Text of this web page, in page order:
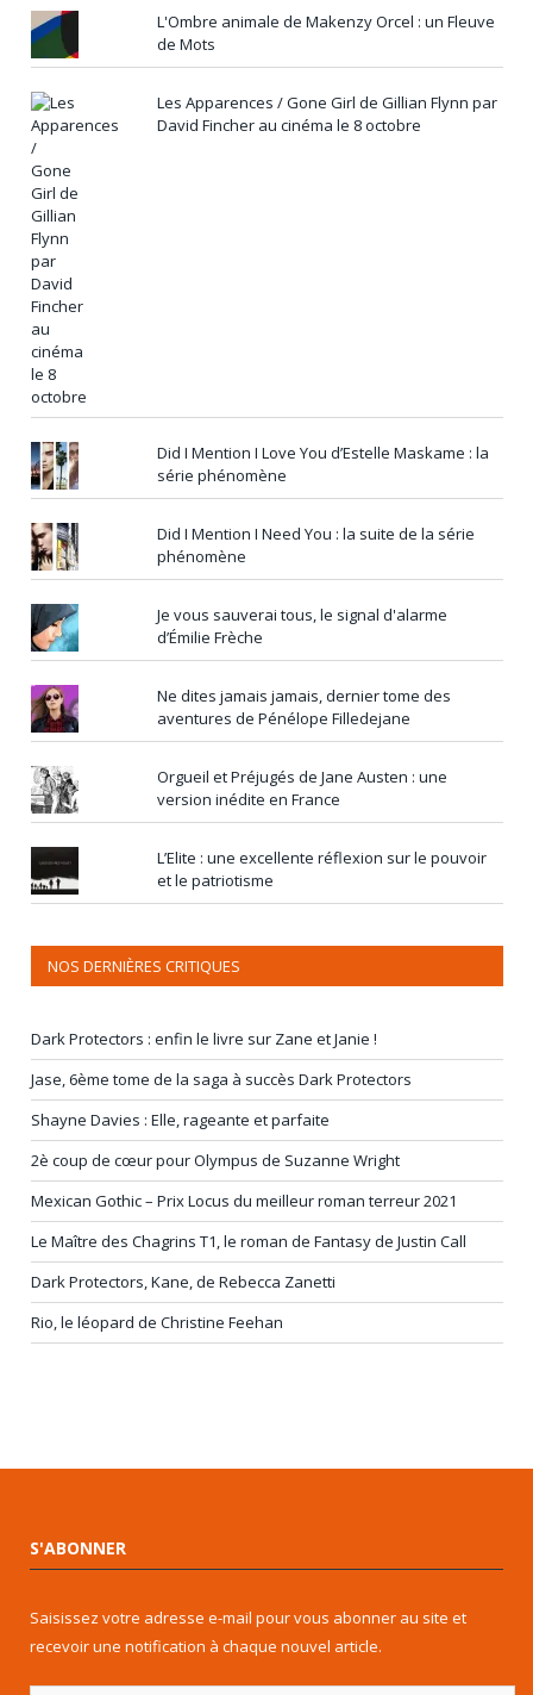
L'Ombre animale de Makenzy Orcel : un Fleuve
de Mots
Les Apparences / Gone Girl de Gillian Flynn par
David Fincher au cinéma le 8 octobre
Did I Mention I Love You d’Estelle Maskame : la
série phénomène
Did I Mention I Need You : la suite de la série
phénomène
Je vous sauverai tous, le signal d'alarme
d’Émilie Frèche
Ne dites jamais jamais, dernier tome des
aventures de Pénélope Filledejane
Orgueil et Préjugés de Jane Austen : une
version inédite en France
L’Elite : une excellente réflexion sur le pouvoir
et le patriotisme
NOS DERNIÈRES CRITIQUES
Dark Protectors : enfin le livre sur Zane et Janie !
Jase, 6ème tome de la saga à succès Dark Protectors
Shayne Davies : Elle, rageante et parfaite
2è coup de cœur pour Olympus de Suzanne Wright
Mexican Gothic – Prix Locus du meilleur roman terreur 2021
Le Maître des Chagrins T1, le roman de Fantasy de Justin Call
Dark Protectors, Kane, de Rebecca Zanetti
Rio, le léopard de Christine Feehan
S'ABONNER
Saisissez votre adresse e-mail pour vous abonner au site et
recevoir une notification à chaque nouvel article.